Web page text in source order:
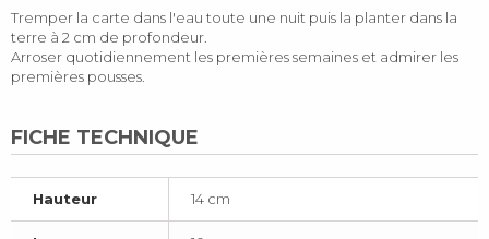
Tremper la carte dans l'eau toute une nuit puis la planter dans la
terre à 2 cm de profondeur.
Arroser quotidiennement les premières semaines et admirer les
premières pousses.
FICHE TECHNIQUE
Hauteur 14 cm